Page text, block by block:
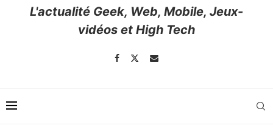
L'actualité Geek, Web, Mobile, Jeux-
vidéos et High Tech